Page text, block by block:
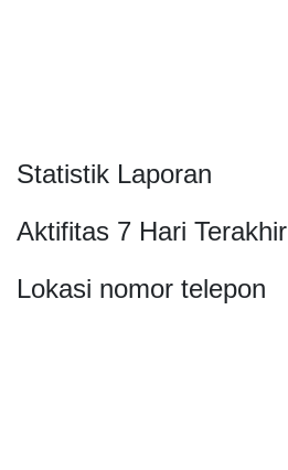
Statistik Laporan
Aktifitas 7 Hari Terakhir
Lokasi nomor telepon